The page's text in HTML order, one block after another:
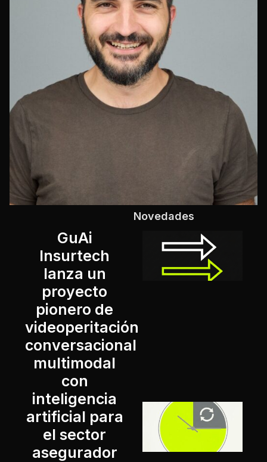
GuAi
Insurtech
lanza un
proyecto
pionero de
videoperitación
conversacional
multimodal
con
inteligencia
artificial para
el sector
asegurador
Novedades